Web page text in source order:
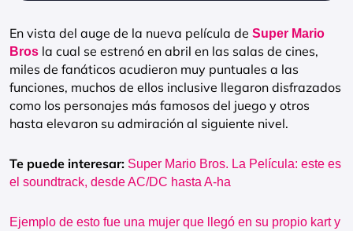
En vista del auge de la nueva película de Super Mario
Bros la cual se estrenó en abril en las salas de cines,
miles de fanáticos acudieron muy puntuales a las
funciones, muchos de ellos inclusive llegaron disfrazados
como los personajes más famosos del juego y otros
hasta elevaron su admiración al siguiente nivel.
Te puede interesar: Super Mario Bros. La Película: este es
el soundtrack, desde AC/DC hasta A-ha
Ejemplo de esto fue una mujer que llegó en su propio kart y